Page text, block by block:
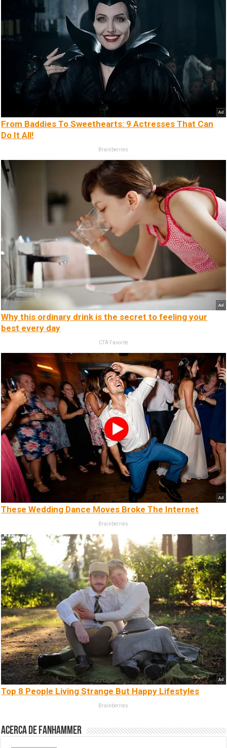
From Baddies To Sweethearts: 9 Actresses That Can
Do It All!
Brainberries
Why this ordinary drink is the secret to feeling your
best every day
CTA Favorite
These Wedding Dance Moves Broke The Internet
Brainberries
Top 8 People Living Strange But Happy Lifestyles
Brainberries
Acerca de fanhammer